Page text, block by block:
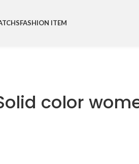
FASHION ITEM
Solid color